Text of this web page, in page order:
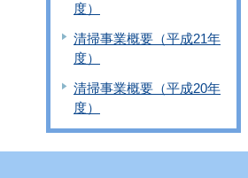
度）
清掃事業概要（平成21年
度）
清掃事業概要（平成20年
度）